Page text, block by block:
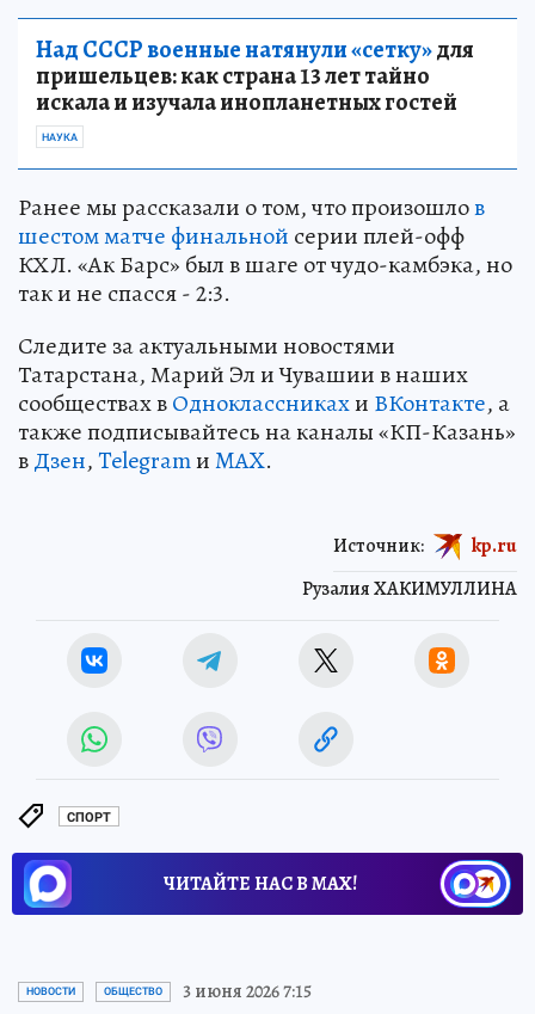
Над СССР военные натянули «сетку»для
пришельцев: как страна 13 лет тайно
искала и изучала инопланетных гостей
НАУКА
Ранее мы рассказали о том, что произошлов
шестом матче финальной серии плей-офф
КХЛ. «Ак Барс» был в шаге от чудо-камбэка, но
так и не спасся - 2:3.
Следите за актуальными новостями
Татарстана, Марий Эл и Чувашии в наших
сообществах вОдноклассникахи ВКонтакте, а
также подписывайтесь на каналы «КП-Казань»
вДзен,TelegramиMAX.
Рузалия ХАКИМУЛЛИНА
Источник: kp.ru
СПОРТ
ЧИТАЙТЕ НАС В МАХ!
НОВОСТИ ОБЩЕСТВО 3 июня 2026 7:15